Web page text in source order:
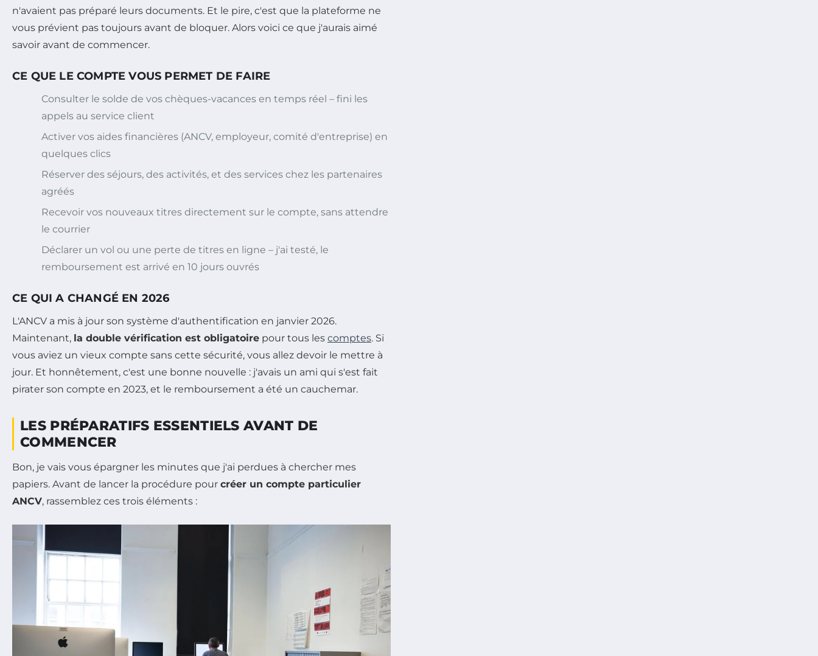
n'avaient pas préparé leurs documents. Et le pire, c'est que la plateforme ne
vous prévient pas toujours avant de bloquer. Alors voici ce que j'aurais aimé
savoir avant de commencer.
CE QUE LE COMPTE VOUS PERMET DE FAIRE
Consulter le solde de vos chèques-vacances en temps réel – fini les
appels au service client
Activer vos aides financières (ANCV, employeur, comité d'entreprise) en
quelques clics
Réserver des séjours, des activités, et des services chez les partenaires
agréés
Recevoir vos nouveaux titres directement sur le compte, sans attendre
le courrier
Déclarer un vol ou une perte de titres en ligne – j'ai testé, le
remboursement est arrivé en 10 jours ouvrés
CE QUI A CHANGÉ EN 2026
L'ANCV a mis à jour son système d'authentification en janvier 2026.
Maintenant, la double vérification est obligatoire pour tous les comptes. Si
vous aviez un vieux compte sans cette sécurité, vous allez devoir le mettre à
jour. Et honnêtement, c'est une bonne nouvelle : j'avais un ami qui s'est fait
pirater son compte en 2023, et le remboursement a été un cauchemar.
LES PRÉPARATIFS ESSENTIELS AVANT DE
COMMENCER
Bon, je vais vous épargner les minutes que j'ai perdues à chercher mes
papiers. Avant de lancer la procédure pour créer un compte particulier
ANCV, rassemblez ces trois éléments :